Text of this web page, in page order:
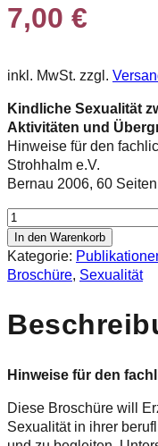
7,00 €
inkl. MwSt. zzgl.
Kindliche Sexualität
Aktivitäten und
Hinweise für den
Strohhalm e.V.
Bernau 2006, 60
Kindliche
Sexualität
zwischen
altersangemessenen
Übergriffen
In den Warenkorb
Kategorie:
Broschüre, Sexualität
Hinweise für den
Diese Broschüre will
Sexualität in ihrer